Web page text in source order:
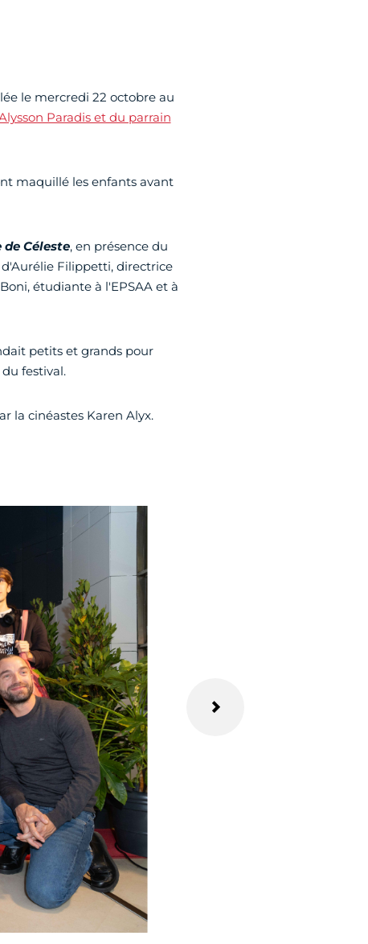
le mercredi 22 octobre au
Paradis et du parrain
maquillé les enfants avant
de Céleste, en présence du
Filippetti, directrice
étudiante à l'EPSAA et à
petits et grands pour
festival.
la cinéastes Karen Alyx.